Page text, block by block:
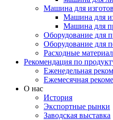
Машина для
Машина для
Машина для
Оборудование для
Оборудование для
Расходные
Рекомендация по
Еженедельная
Ежемесячная
О нас
История
Экспортные рынки
Заводская выставка